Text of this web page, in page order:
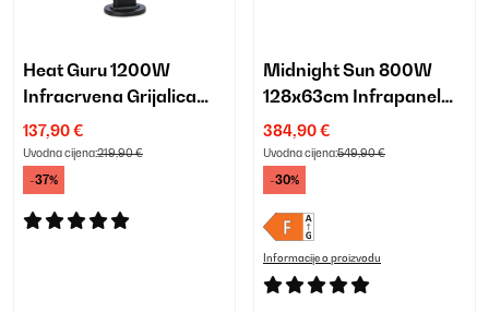
Heat Guru 1200W
Infracrvena Grijalica
Crna
137,90 €
Uvodna cijena:219,90 €
-37%
Midnight Sun 800W
128x63cm Infrapanel
Bijela
384,90 €
Uvodna cijena:549,90 €
-30%
Informacije o proizvodu